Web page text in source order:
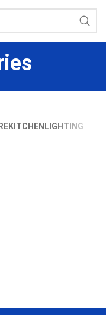
KITCHEN LIGHTING